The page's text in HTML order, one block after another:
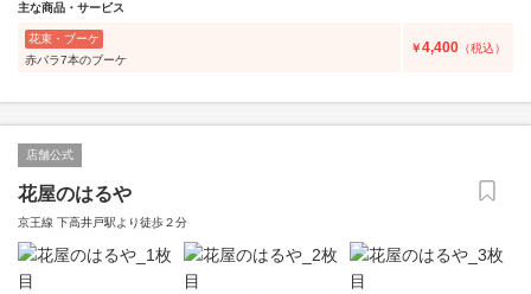
主な商品・サービス
花束・ブーケ
赤バラ7本のブーケ
￥4,400 （税込）
店舗公式
花屋のはるや
京王線 下高井戸駅より徒歩２分